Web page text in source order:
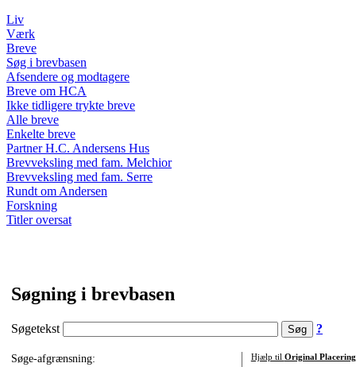
Liv
Værk
Breve
Søg i brevbasen
Afsendere og modtagere
Breve om HCA
Ikke tidligere trykte breve
Alle breve
Enkelte breve
Partner H.C. Andersens Hus
Brevveksling med fam. Melchior
Brevveksling med fam. Serre
Rundt om Andersen
Forskning
Titler oversat
Søgning i brevbasen
Søgetekst ?
Søge-afgrænsning:
Hjælp til Original Placering